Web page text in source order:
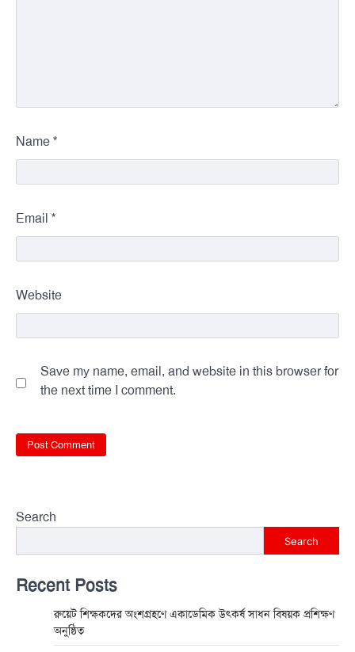
Name *
Email *
Website
Save my name, email, and website in this browser for
the next time I comment.
Search
Search
Recent Posts
রুয়েট শিক্ষকদের অংশগ্রহণে একাডেমিক উৎকর্ষ সাধন বিষয়ক প্রশিক্ষণ
অনুষ্ঠিত